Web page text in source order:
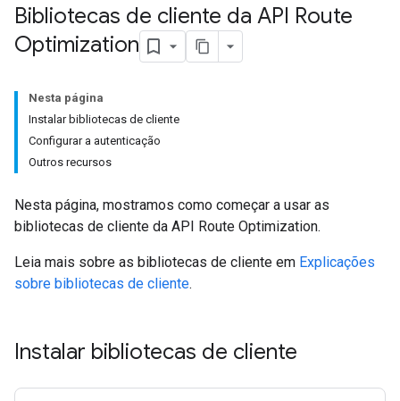
Bibliotecas de cliente da API Route
Optimization
Nesta página
Instalar bibliotecas de cliente
Configurar a autenticação
Outros recursos
Nesta página, mostramos como começar a usar as
bibliotecas de cliente da API Route Optimization.
Leia mais sobre as bibliotecas de cliente em Explicações
sobre bibliotecas de cliente.
Instalar bibliotecas de cliente